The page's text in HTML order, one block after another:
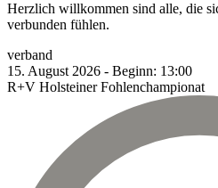
Herzlich willkommen sind alle, die
verbunden fühlen.
verband
15. August 2026 - Beginn: 13:00
R+V Holsteiner Fohlenchampionat